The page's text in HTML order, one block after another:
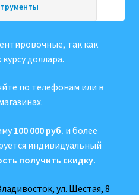
так как
доллара.
по телефонам или в
100 000 руб. и более
индивидуальный
получить скидку.
ул. Шестая, 8